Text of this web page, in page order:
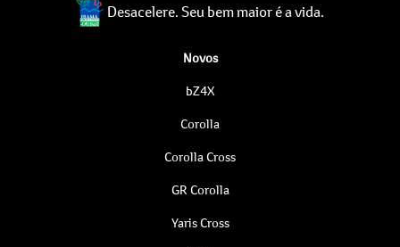
Desacelere. Seu bem maior é a vida.
Novos
bZ4X
Corolla
Corolla Cross
GR Corolla
Yaris Cross